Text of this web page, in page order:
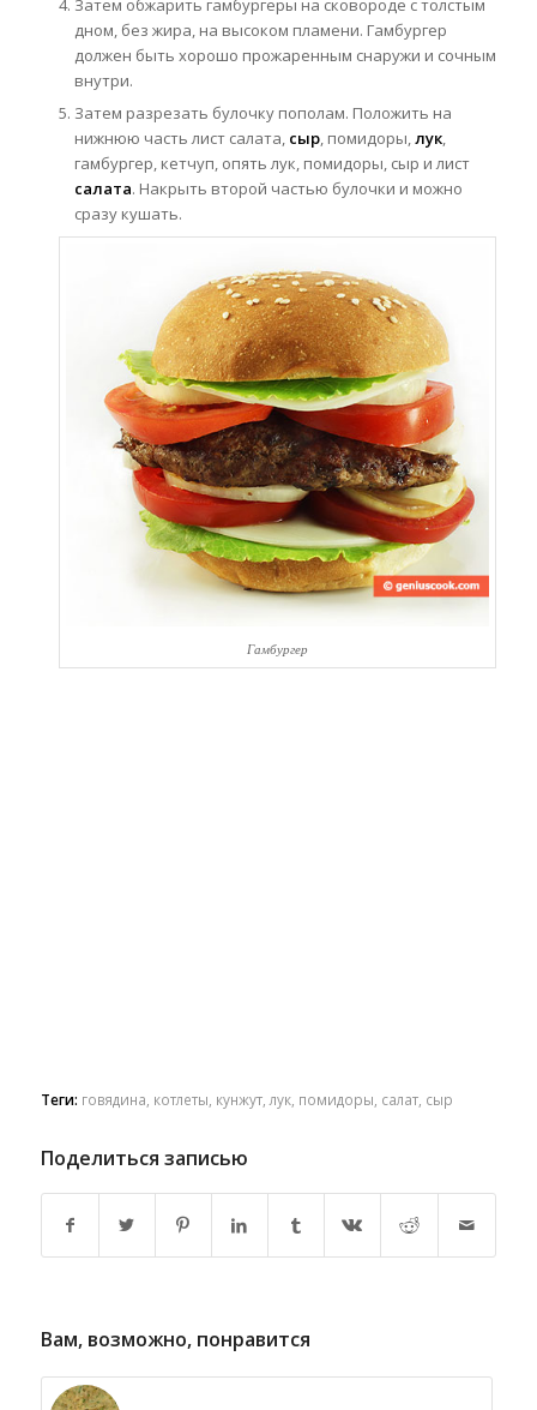
Затем обжарить гамбургеры на сковороде с толстым
дном, без жира, на высоком пламени. Гамбургер
должен быть хорошо прожаренным снаружи и сочным
внутри.
Затем разрезать булочку пополам. Положить на
нижнюю часть лист салата, сыр, помидоры,лук,
гамбургер, кетчуп, опять лук, помидоры, сыр и лист
салата. Накрыть второй частью булочки и можно
сразу кушать.
Гамбургер
Теги: говядина котлеты кунжут, лук, помидоры салат, сыр
Поделиться записью
Вам, возможно, понравится